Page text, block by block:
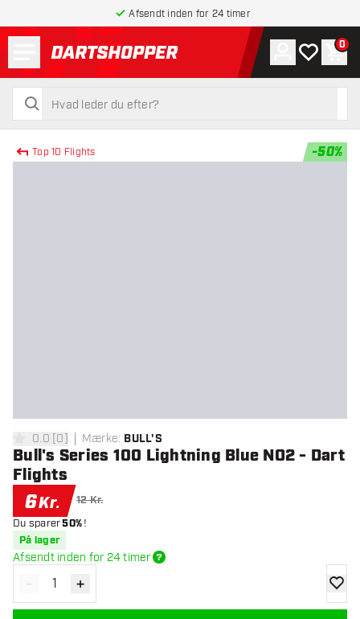
Afsendt inden for 24 timer
tilbage til forsiden
søg
søg
Konto
Min 0
Top 10 Flights -50%
0 bedømmelsesstjerner
0.0 [0] Mærke: BULL'S
Bull's Series 100 Lightning Blue NO2 - Dart
Flights
6Kr. 12 Kr.
Du sparer50%!
På lager
Afsendt inden for 24 timer
Reducér antal
- Øg antal
+